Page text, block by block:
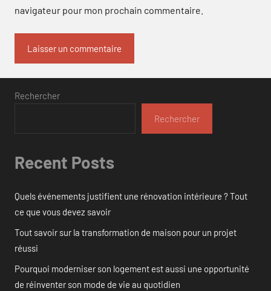
navigateur pour mon prochain commentaire.
Rechercher
Rechercher
Recent Posts
Quels événements justifient une rénovation intérieure ? Tout
ce que vous devez savoir
Tout savoir sur la transformation de maison pour un projet
réussi
Pourquoi moderniser son logement est aussi une opportunité
de réinventer son mode de vie au quotidien